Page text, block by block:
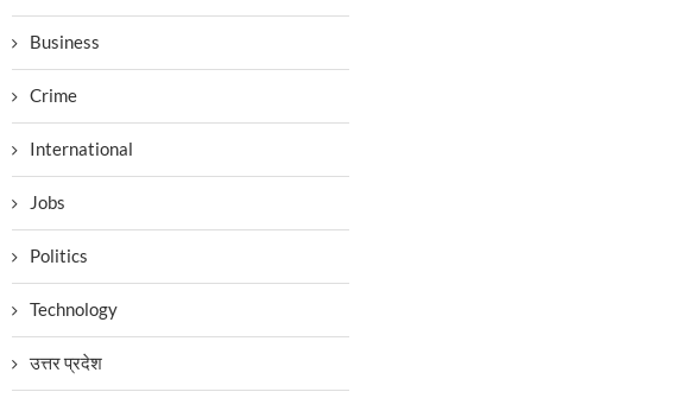
Business
Crime
International
Jobs
Politics
Technology
उत्तर प्रदेश